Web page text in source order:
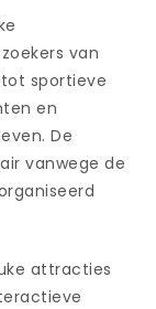
van
sportieve
en
De
vanwege de
attracties